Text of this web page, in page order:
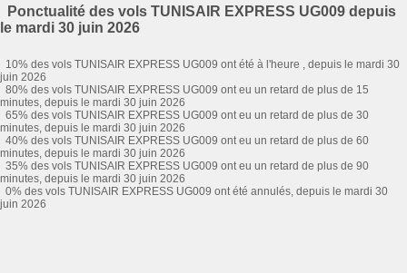
Ponctualité des vols TUNISAIR EXPRESS UG009 depuis
le mardi 30 juin 2026
10% des vols TUNISAIR EXPRESS UG009 ont été à l'heure , depuis le mardi 30
juin 2026
80% des vols TUNISAIR EXPRESS UG009 ont eu un retard de plus de 15
minutes, depuis le mardi 30 juin 2026
65% des vols TUNISAIR EXPRESS UG009 ont eu un retard de plus de 30
minutes, depuis le mardi 30 juin 2026
40% des vols TUNISAIR EXPRESS UG009 ont eu un retard de plus de 60
minutes, depuis le mardi 30 juin 2026
35% des vols TUNISAIR EXPRESS UG009 ont eu un retard de plus de 90
minutes, depuis le mardi 30 juin 2026
0% des vols TUNISAIR EXPRESS UG009 ont été annulés, depuis le mardi 30
juin 2026